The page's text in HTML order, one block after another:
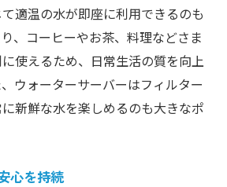
適温の水が即座に利用できるのも
、コーヒーやお茶、料理などさま
使えるため、日常生活の質を向上
ウォーターサーバーはフィルター
新鮮な水を楽しめるのも大きなポ
心を持続